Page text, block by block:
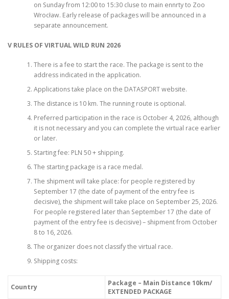
on Sunday from 12:00 to 15:30 cluse to main ennrty to Zoo
Wrocław. Early release of packages will be announced in a
separate announcement.
V RULES OF VIRTUAL WILD RUN 2026
There is a fee to start the race. The package is sent to the
address indicated in the application.
Applications take place on the DATASPORT website.
The distance is 10 km. The running route is optional.
Preferred participation in the race is October 4, 2026, although
it is not necessary and you can complete the virtual race earlier
or later.
Starting fee: PLN 50 + shipping.
The starting package is a race medal.
The shipment will take place: for people registered by
September 17 (the date of payment of the entry fee is
decisive), the shipment will take place on September 25, 2026.
For people registered later than September 17 (the date of
payment of the entry fee is decisive) – shipment from October
8 to 16, 2026.
The organizer does not classify the virtual race.
Shipping costs:
Country
Package – Main Distance 10km/
EXTENDED PACKAGE